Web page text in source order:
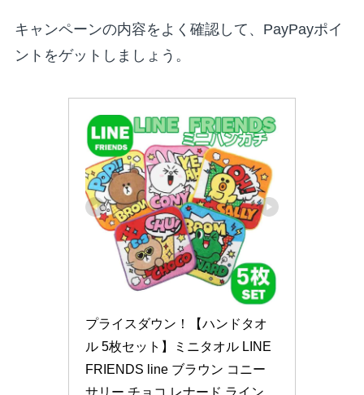
キャンペーンの内容をよく確認して、PayPayポイ
ントをゲットしましょう。
プライスダウン！【ハンドタオ
ル 5枚セット】ミニタオル LINE
FRIENDS line ブラウン コニー
サリー チョコ レナード ライン